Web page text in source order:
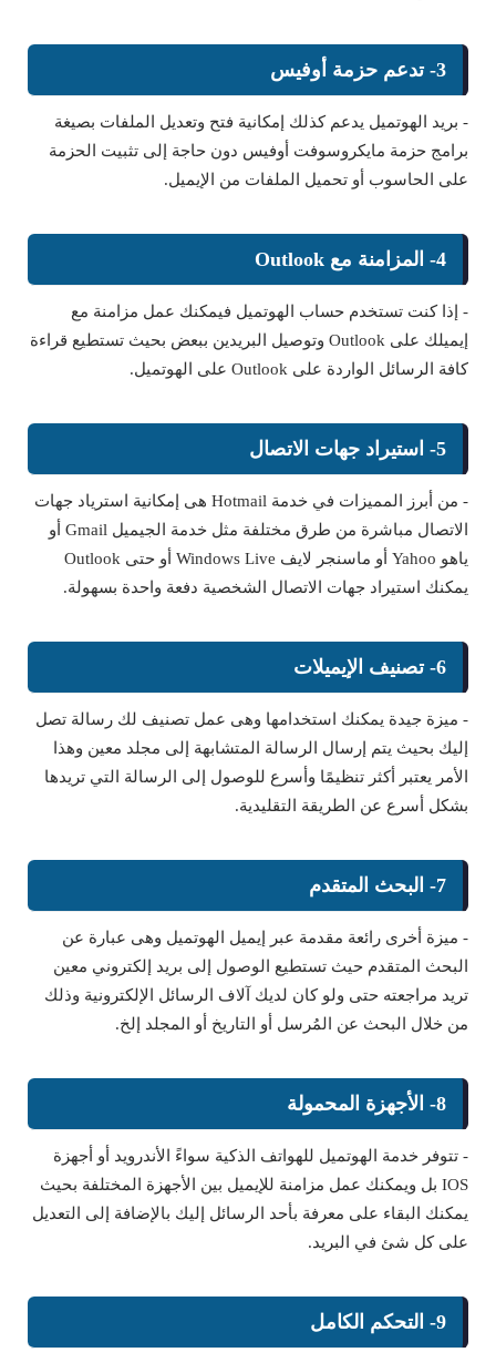
3- تدعم حزمة أوفيس
- بريد الهوتميل يدعم كذلك إمكانية فتح وتعديل الملفات بصيغة
برامج حزمة مايكروسوفت أوفيس دون حاجة إلى تثبيت الحزمة
على الحاسوب أو تحميل الملفات من الإيميل.
4- المزامنة مع Outlook
- إذا كنت تستخدم حساب الهوتميل فيمكنك عمل مزامنة مع
إيميلك على Outlook وتوصيل البريدين ببعض بحيث تستطيع قراءة
كافة الرسائل الواردة على Outlook على الهوتميل.
5- استيراد جهات الاتصال
- من أبرز المميزات في خدمة Hotmail هى إمكانية استرياد جهات
الاتصال مباشرة من طرق مختلفة مثل خدمة الجيميل Gmail أو
ياهو Yahoo أو ماسنجر لايف Windows Live أو حتى Outlook
يمكنك استيراد جهات الاتصال الشخصية دفعة واحدة بسهولة.
6- تصنيف الإيميلات
- ميزة جيدة يمكنك استخدامها وهى عمل تصنيف لك رسالة تصل
إليك بحيث يتم إرسال الرسالة المتشابهة إلى مجلد معين وهذا
الأمر يعتبر أكثر تنظيمًا وأسرع للوصول إلى الرسالة التي تريدها
بشكل أسرع عن الطريقة التقليدية.
7- البحث المتقدم
- ميزة أخرى رائعة مقدمة عبر إيميل الهوتميل وهى عبارة عن
البحث المتقدم حيث تستطيع الوصول إلى بريد إلكتروني معين
تريد مراجعته حتى ولو كان لديك آلاف الرسائل الإلكترونية وذلك
من خلال البحث عن المُرسل أو التاريخ أو المجلد إلخ.
8- الأجهزة المحمولة
- تتوفر خدمة الهوتميل للهواتف الذكية سواءً الأندرويد أو أجهزة
IOS بل ويمكنك عمل مزامنة للإيميل بين الأجهزة المختلفة بحيث
يمكنك البقاء على معرفة بأحد الرسائل إليك بالإضافة إلى التعديل
على كل شئ في البريد.
9- التحكم الكامل